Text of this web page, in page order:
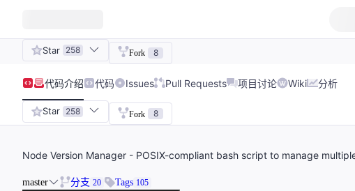
Star 258 Fork 8
代码介绍 代码 Issues Pull Requests 项目讨论 Wiki 分析
Star 258 Fork 8
Node Version Manager - POSIX-compliant bash script to manage
master 分支 20 Tags 105